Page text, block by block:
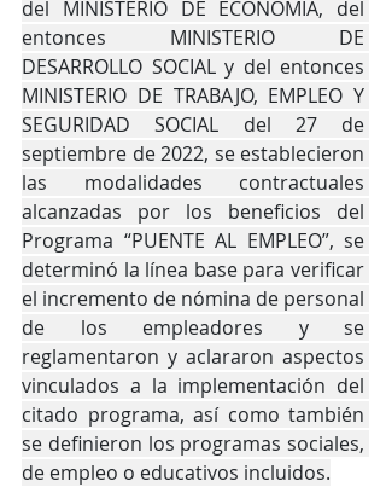
del MINISTERIO DE ECONOMÍA, del
entonces MINISTERIO DE
DESARROLLO SOCIAL y del entonces
MINISTERIO DE TRABAJO, EMPLEO Y
SEGURIDAD SOCIAL del 27 de
septiembre de 2022, se establecieron
las modalidades contractuales
alcanzadas por los beneficios del
Programa “PUENTE AL EMPLEO”, se
determinó la línea base para verificar
el incremento de nómina de personal
de los empleadores y se
reglamentaron y aclararon aspectos
vinculados a la implementación del
citado programa, así como también
se definieron los programas sociales,
de empleo o educativos incluidos.